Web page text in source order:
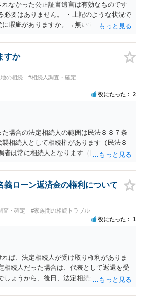
れなかった公正証書遺言は有効なものです
要はありません。 ・上記のような状況で
に瑕疵がありますか。→無いです。 ・分割
られますので、どこが妥当とは言えない
ません。 ・できれば穏やかに、分割を拒否
遺言で、受取を指定されててもいらない
理由を説明する必要はありません。
すか
の相続
#相続人調査・確定
役にたった 2
場合の法定相続人の範囲は民法８８７条
相続人として相続権があります（民法８
者は常に相続人となります（民法８９０
、孫５人に加えて「おじ又はおば」にも
ます。
義ローン返済金の権利について
査・確定 #家族間の相続トラブル
役にたった 1
ば、法定相続人が受け取り権利がありま
相続人だった場合は、代表として返還を受
しょうから、後日、法定相続分に基づいて